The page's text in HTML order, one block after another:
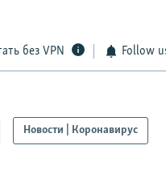
без VPN Follow
Новости | Коронавирус